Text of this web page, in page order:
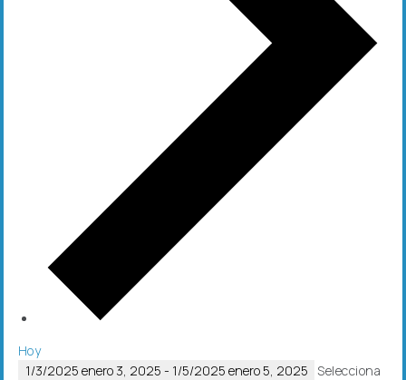
Hoy
1/3/2025 enero 3, 2025 - 1/5/2025 enero 5, 2025 Selecciona